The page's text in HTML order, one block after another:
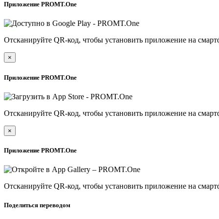
Приложение PROMT.One
Отсканируйте QR-код, чтобы установить приложение на
×
Приложение PROMT.One
Отсканируйте QR-код, чтобы установить приложение на
×
Приложение PROMT.One
Отсканируйте QR-код, чтобы установить приложение на
Поделиться переводом